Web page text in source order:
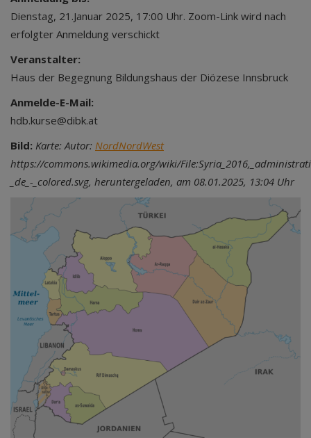
Dienstag, 21.Januar 2025, 17:00 Uhr. Zoom-Link wird nach
erfolgter Anmeldung verschickt
Veranstalter:
Haus der Begegnung Bildungshaus der Diözese Innsbruck
Anmelde-E-Mail:
hdb.kurse@dibk.at
Bild: Karte: Autor: NordNordWest
https://commons.wikimedia.org/wiki/
_de_-_colored.svg, heruntergeladen, am 08.01.2025, 13:04 Uhr